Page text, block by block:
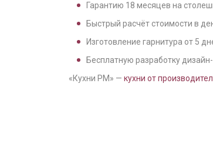
Гарантию 18 месяцев на
Быстрый расчёт стоимости в
Изготовление гарнитура от 5
Бесплатную разработку
«Кухни РМ» — кухни от